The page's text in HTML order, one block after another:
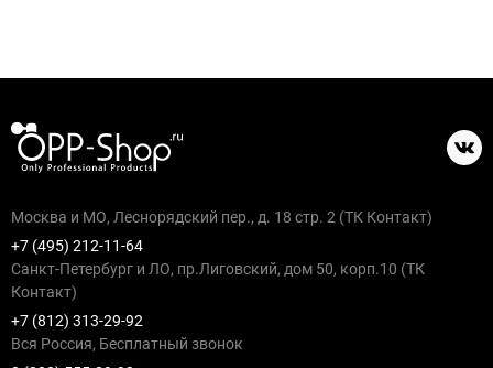
Москва и МО, Леснорядский пер., д. 18 стр. 2 (ТК Контакт)
+7 (495) 212-11-64
Санкт-Петербург и ЛО, пр.Лиговский, дом 50, корп.10 (ТК
Контакт)
+7 (812) 313-29-92
Вся Россия, Бесплатный звонок